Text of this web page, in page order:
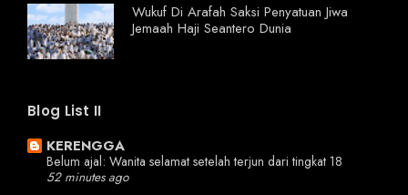
Wukuf Di Arafah Saksi Penyatuan Jiwa
Jemaah Haji Seantero Dunia
Blog List II
KERENGGA
Belum ajal: Wanita selamat setelah terjun dari tingkat 18
52 minutes ago